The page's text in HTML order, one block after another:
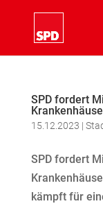
SPD fordert
15.12.2023 |
SPD fordert
kämpft für